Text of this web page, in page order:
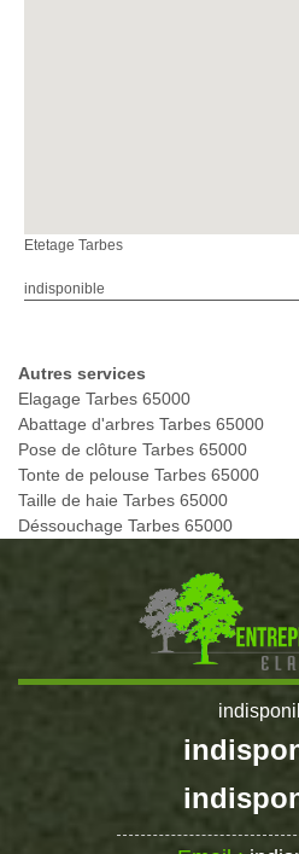
Etetage Tarbes
indisponible
Autres services
Elagage Tarbes 65000
Abattage d'arbres Tarbes 65000
Pose de clôture Tarbes 65000
Tonte de pelouse Tarbes 65000
Taille de haie Tarbes 65000
Déssouchage Tarbes 65000